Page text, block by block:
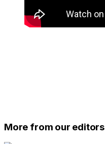
More from our editors